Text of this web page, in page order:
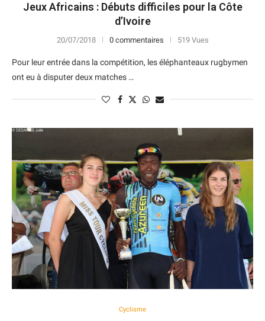
Jeux Africains : Débuts difficiles pour la Côte
d’Ivoire
20/07/2018 0 commentaires 519 Vues
Pour leur entrée dans la compétition, les éléphanteaux rugbymen
ont eu à disputer deux matches …
Cyclisme